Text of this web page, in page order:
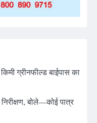
ग्रीनफील्ड बाईपास का
बोले—कोई पात्र